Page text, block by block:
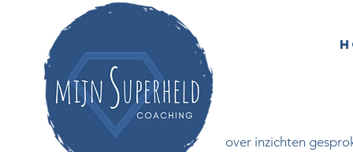
All Posts over inzichten